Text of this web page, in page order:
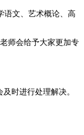
语文、艺术概论、高
师会给予大家更加专
时进行处理解决。